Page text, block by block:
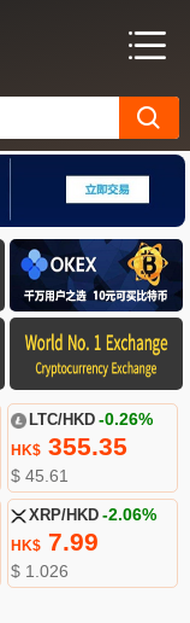
LTC/HKD -0.26%
HK$355.35
$ 45.61
XRP/HKD -2.06%
HK$7.99
$ 1.026